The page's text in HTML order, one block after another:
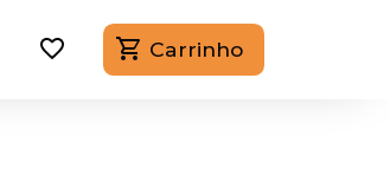
Carrinho